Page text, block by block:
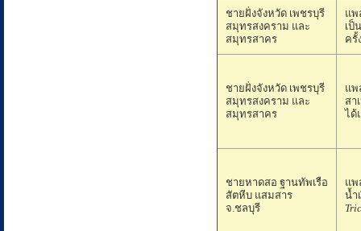
ชายฝั่งจังหวัด เพชรบุรี
สมุทรสงคราม และ
สมุทรสาคร
แพ
เป็
ครั้
ชายฝั่งจังหวัด เพชรบุรี
สมุทรสงคราม และ
สมุทรสาคร
แพ
สา
ได้
ชายหาดสอ ฐานทัพเรือ
สัตหีบ แสมสาร
จ.ชลบุรี
แพ
น้ำ